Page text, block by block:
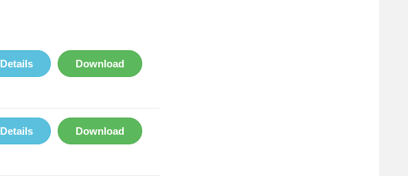
Download
Details
Download
Details